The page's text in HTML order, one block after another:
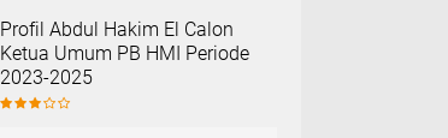
Profil Abdul Hakim El Calon
Ketua Umum PB HMI Periode
2023-2025